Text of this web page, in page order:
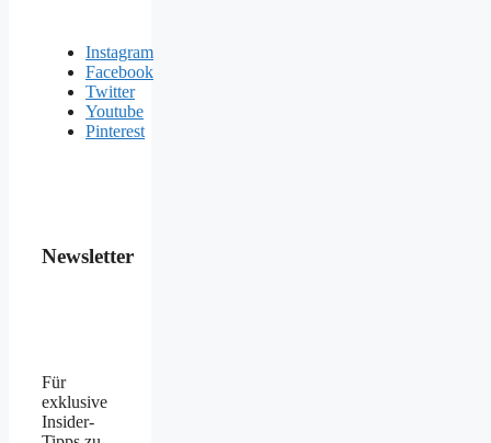
Instagram
Facebook
Twitter
Youtube
Pinterest
Newsletter
Für
exklusive
Insider-